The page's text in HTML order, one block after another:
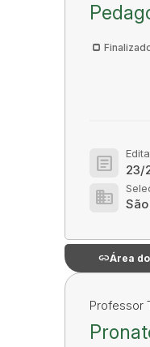
article 23/
domain
linkÁrea
Professor